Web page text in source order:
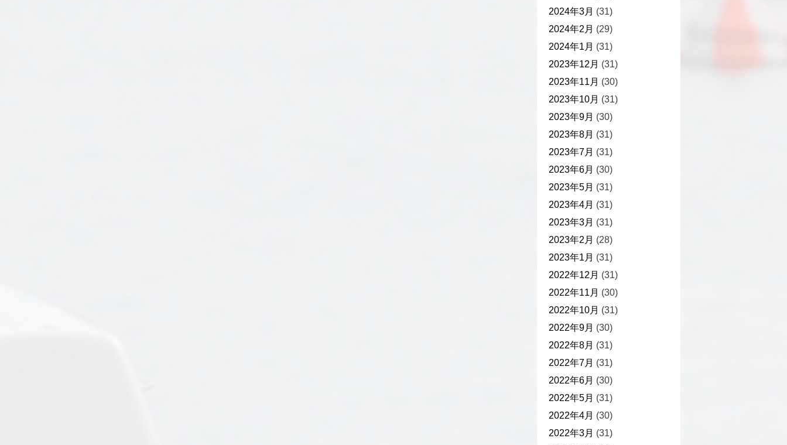
2024年3月 (31)
2024年2月 (29)
2024年1月 (31)
2023年12月 (31)
2023年11月 (30)
2023年10月 (31)
2023年9月 (30)
2023年8月 (31)
2023年7月 (31)
2023年6月 (30)
2023年5月 (31)
2023年4月 (31)
2023年3月 (31)
2023年2月 (28)
2023年1月 (31)
2022年12月 (31)
2022年11月 (30)
2022年10月 (31)
2022年9月 (30)
2022年8月 (31)
2022年7月 (31)
2022年6月 (30)
2022年5月 (31)
2022年4月 (30)
2022年3月 (31)